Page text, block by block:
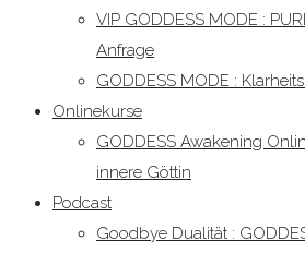
VIP GODDESS MODE :
Anfrage
GODDESS MODE :
Onlinekurse
GODDESS Awakening
innere Göttin
Podcast
Goodbye Dualität :